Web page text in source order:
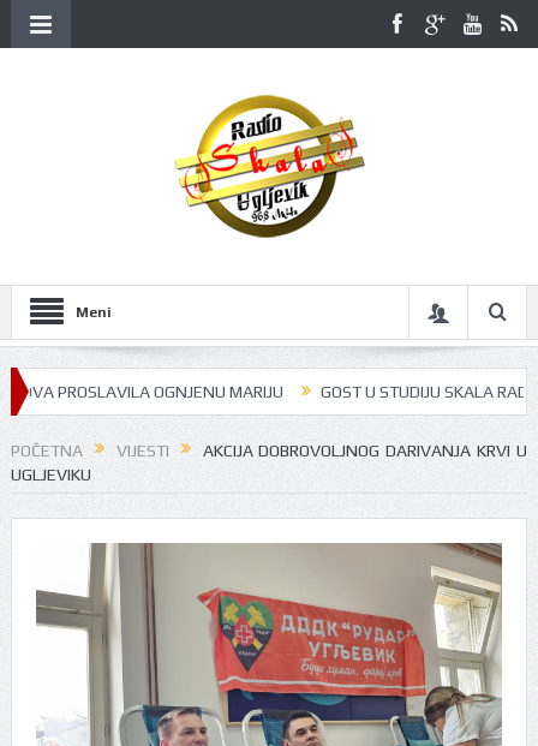
Meni
OGNJENU MARIJU GOST U STUDIJU SKALA RADIJA BILA
POČETNA VIJESTI
AKCIJA DOBROVOLJNOG DARIVANJA KRVI U
UGLJEVIKU